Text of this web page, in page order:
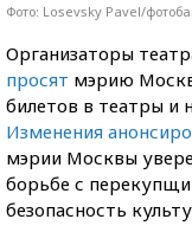
Фото: Losevsky Pavel/
Организаторы
просят мэрию
билетов в театры и
Изменения
мэрии Москвы
борьбе с
безопасность